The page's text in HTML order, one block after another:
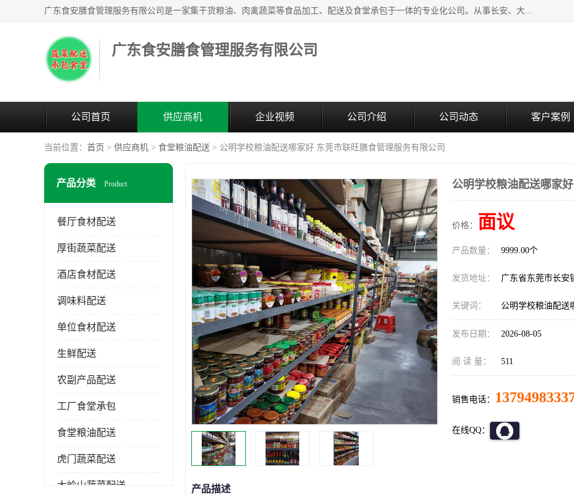
广东食安膳食管理服务有限公司是一家集干货粮油、肉禽蔬菜等食品加工、配送及食堂承包于一体的专业化公司。从事长安、大朗、大岭山、厚街、虎门等地区的蔬菜配送服务。 专业的服务队伍，以及完善的服务机制，经过多年的努力拼搏，赢得了广大客户的信赖和支持。
广东食安膳食管理服务有限公司
公司首页 供应商机 企业视频 公司介绍 公司动态 客户案例
当前位置： 首页 > 供应商机 > 食堂粮油配送 > 公明学校粮油配送哪家好 东莞市联旺膳食管理服务有限公司
产品分类 Product
餐厅食材配送
厚街蔬菜配送
酒店食材配送
调味料配送
单位食材配送
生鲜配送
农副产品配送
工厂食堂承包
食堂粮油配送
虎门蔬菜配送
大岭山蔬菜配送
公明学校粮油配送哪家
价格： 面议
产品数量： 9999.00个
发货地址： 广东省东莞市长安
关键词： 公明学校粮油配送
发布日期： 2026-08-05
阅 读 量： 511
销售电话：
在线QQ：
产品描述